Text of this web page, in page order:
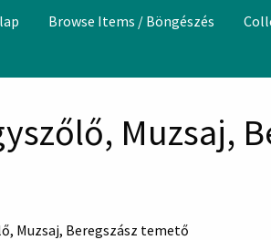
Browse Items / Böngészés
Muzsaj,
Muzsaj, Beregszász temető